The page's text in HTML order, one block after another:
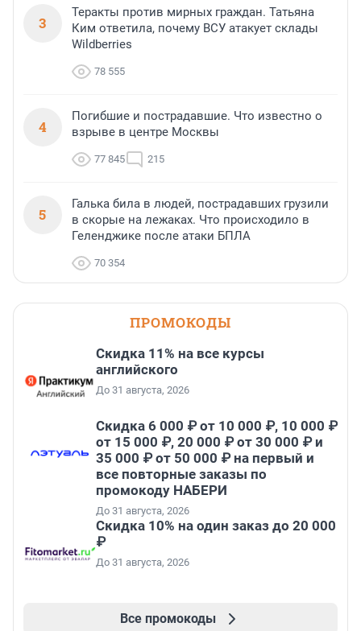
3
Теракты против мирных граждан. Татьяна
Ким ответила, почему ВСУ атакует склады
Wildberries
78 555
4
Погибшие и пострадавшие. Что известно о
взрыве в центре Москвы
77 845 215
5
Галька била в людей, пострадавших грузили
в скорые на лежаках. Что происходило в
Геленджике после атаки БПЛА
70 354
ПРОМОКОДЫ
Скидка 11% на все курсы
английского
До 31 августа, 2026
Скидка 6 000 ₽ от 10 000 ₽, 10 000 ₽
от 15 000 ₽, 20 000 ₽ от 30 000 ₽ и
35 000 ₽ от 50 000 ₽ на первый и
все повторные заказы по
промокоду НАБЕРИ
До 31 августа, 2026
Скидка 10% на один заказ до 20 000
₽
До 31 августа, 2026
Все промокоды